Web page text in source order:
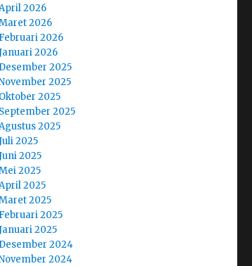
2026
2026
Februari 2026
2026
Desember 2025
2025
Oktober 2025
September 2025
2025
2025
2025
2025
2025
2025
Februari 2025
2025
Desember 2024
2024